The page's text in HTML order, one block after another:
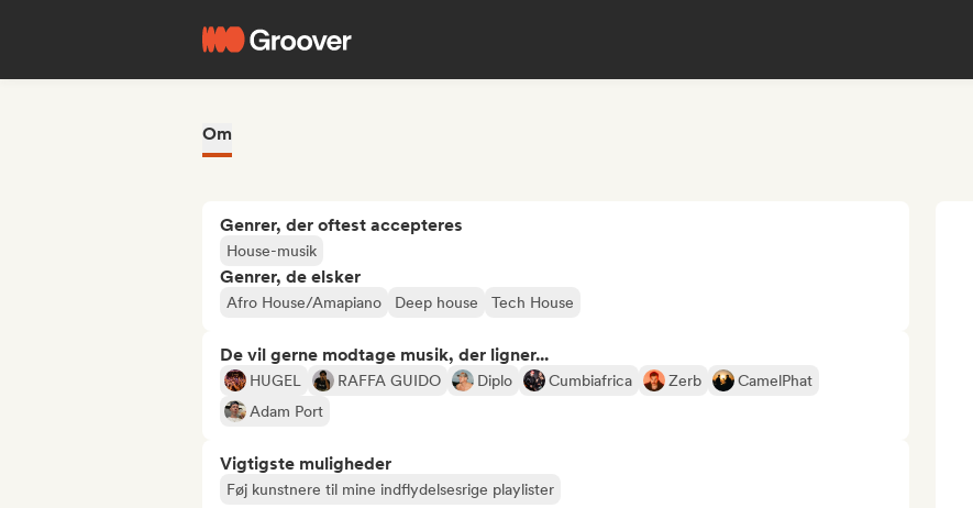
Om
Genrer, der oftest accepteres
House-musik
Genrer, de elsker
Afro House/Amapiano Deep house Tech House
De vil gerne modtage musik, der ligner...
HUGEL RAFFA GUIDO Diplo Cumbiafrica Zerb
CamelPhat
Adam Port
Vigtigste muligheder
Føj kunstnere til mine indflydelsesrige playlister